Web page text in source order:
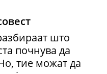
што
почнува да
тие можат да